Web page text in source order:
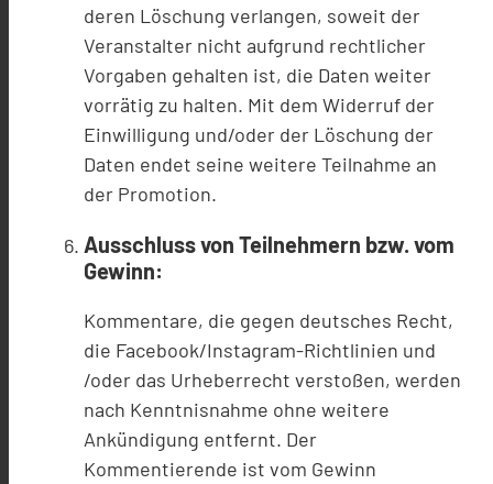
deren Löschung verlangen, soweit der
Veranstalter nicht aufgrund rechtlicher
Vorgaben gehalten ist, die Daten weiter
vorrätig zu halten. Mit dem Widerruf der
Einwilligung und/oder der Löschung der
Daten endet seine weitere Teilnahme an
der Promotion.
Ausschluss von Teilnehmern bzw. vom
Gewinn:
Kommentare, die gegen deutsches Recht,
die Facebook/Instagram-Richtlinien und
/oder das Urheberrecht verstoßen, werden
nach Kenntnisnahme ohne weitere
Ankündigung entfernt. Der
Kommentierende ist vom Gewinn